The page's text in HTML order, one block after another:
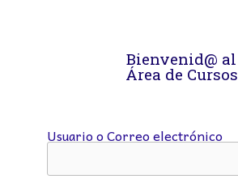
Bienvenid@ al
Área de Cursos
Usuario o Correo electrónico